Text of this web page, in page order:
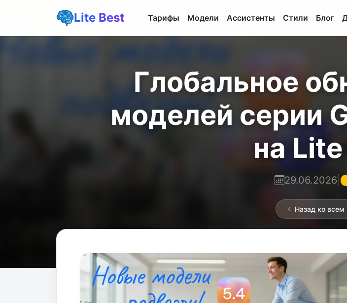
Lite Best Тарифы Модели Ассистенты Стили Блог
Глобальное
моделей серии
на
29.06.2026
Назад ко всем